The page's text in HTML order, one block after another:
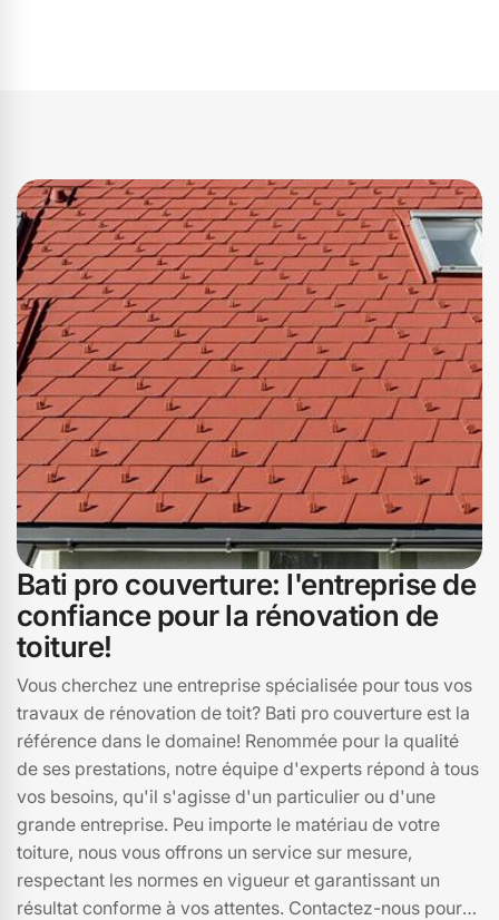
Bati pro couverture: l'entreprise de
confiance pour la rénovation de
toiture!
Vous cherchez une entreprise spécialisée pour tous vos
travaux de rénovation de toit? Bati pro couverture est la
référence dans le domaine! Renommée pour la qualité
de ses prestations, notre équipe d'experts répond à tous
vos besoins, qu'il s'agisse d'un particulier ou d'une
grande entreprise. Peu importe le matériau de votre
toiture, nous vous offrons un service sur mesure,
respectant les normes en vigueur et garantissant un
résultat conforme à vos attentes. Contactez-nous pour